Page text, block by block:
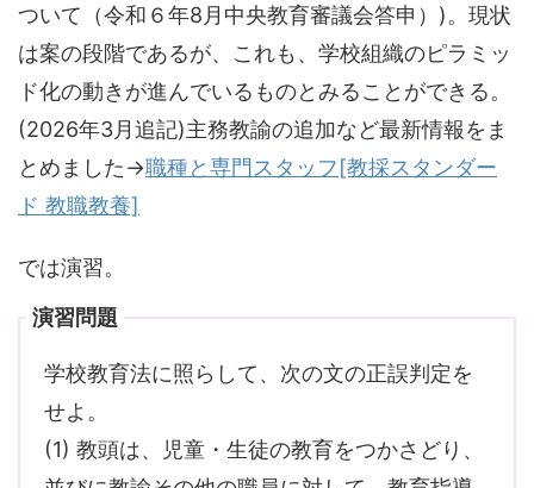
ついて（令和６年8月中央教育審議会答申）)。現状
は案の段階であるが、これも、学校組織のピラミッ
ド化の動きが進んでいるものとみることができる。
(2026年3月追記)主務教諭の追加など最新情報をま
とめました→職種と専門スタッフ[教採スタンダー
ド 教職教養]
では演習。
演習問題
学校教育法に照らして、次の文の正誤判定を
せよ。
(1) 教頭は、児童・生徒の教育をつかさどり、